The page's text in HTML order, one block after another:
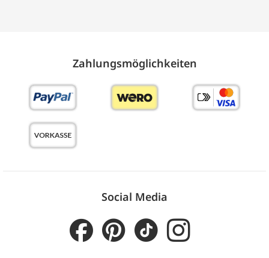
Zahlungs­möglich­keiten
Social Media